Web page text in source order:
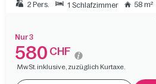
2 Pers. 1 Schlafzimmer 58 m²
Nur 3
580 CHF
MwSt. inklusive, zuzüglich Kurtaxe.